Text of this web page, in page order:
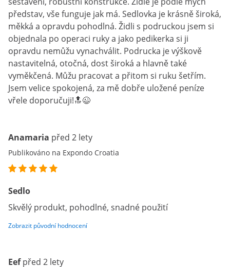
představ, vše funguje jak má. Sedlovka je krásně široká,
měkká a opravdu pohodlná. Židli s podruckou jsem si
objednala po operaci ruky a jako pedikerka si ji
opravdu nemůžu vynachválit. Podrucka je výškově
nastavitelná, otočná, dost široká a hlavně také
vyměkčená. Můžu pracovat a přitom si ruku šetřím.
Jsem velice spokojená, za mě dobře uložené peníze
vřele doporučuji!🔝😉
Anamaria před 2 lety
Publikováno na Expondo Croatia
Sedlo
Skvělý produkt, pohodlné, snadné použití
Zobrazit původní hodnocení
Eef před 2 lety